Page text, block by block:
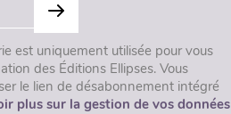
est uniquement utilisée pour vous
des Éditions Ellipses. Vous
le lien de désabonnement intégré
plus sur la gestion de vos données